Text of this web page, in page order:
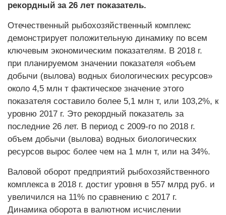
рекордный за 26 лет показатель.
Отечественный рыбохозяйственный комплекс
демонстрирует положительную динамику по всем
ключевым экономическим показателям. В 2018 г.
при планируемом значении показателя «объем
добычи (вылова) водных биологических ресурсов»
около 4,5 млн т фактическое значение этого
показателя составило более 5,1 млн т, или 103,2%, к
уровню 2017 г. Это рекордный показатель за
последние 26 лет. В период с 2009-го по 2018 г.
объем добычи (вылова) водных биологических
ресурсов вырос более чем на 1 млн т, или на 34%.
Валовой оборот предприятий рыбохозяйственного
комплекса в 2018 г. достиг уровня в 557 млрд руб. и
увеличился на 11% по сравнению с 2017 г.
Динамика оборота в валютном исчислении